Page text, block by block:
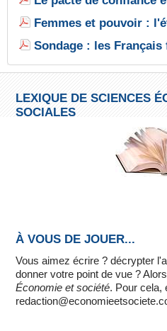
Femmes et pouvoir :
Sondage : les
LEXIQUE DE SCIENCES
SOCIALES
À VOUS DE JOUER...
Vous aimez écrire ? décrypter
donner votre point de vue ?
Économie et société. Pour cela,